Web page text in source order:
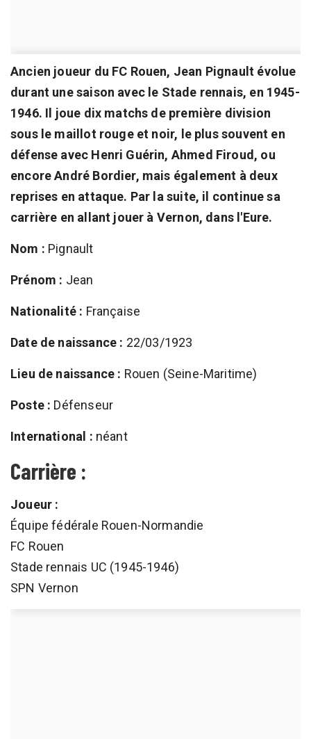
Ancien joueur du FC Rouen, Jean Pignault évolue
durant une saison avec le Stade rennais, en 1945-
1946. Il joue dix matchs de première division
sous le maillot rouge et noir, le plus souvent en
défense avec Henri Guérin, Ahmed Firoud, ou
encore André Bordier, mais également à deux
reprises en attaque. Par la suite, il continue sa
carrière en allant jouer à Vernon, dans l'Eure.
Nom : Pignault
Prénom : Jean
Nationalité : Française
Date de naissance : 22/03/1923
Lieu de naissance : Rouen (Seine-Maritime)
Poste : Défenseur
International : néant
Carrière :
Joueur :
Équipe fédérale Rouen-Normandie
FC Rouen
Stade rennais UC (1945-1946)
SPN Vernon